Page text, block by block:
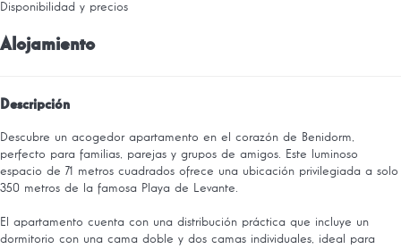
Disponibilidad y precios
Alojamiento
Descripción
Descubre un acogedor apartamento en el corazón de Benidorm,
perfecto para familias, parejas y grupos de amigos. Este luminoso
espacio de 71 metros cuadrados ofrece una ubicación privilegiada a solo
350 metros de la famosa Playa de Levante.
El apartamento cuenta con una distribución práctica que incluye un
dormitorio con una cama doble y dos camas individuales, ideal para